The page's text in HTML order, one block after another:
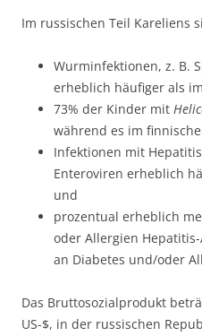
Im russischen Teil Kareliens
Wurminfektionen, z. B.
erheblich häufiger als
73% der Kinder mit
während es im
Infektionen mit
Enteroviren erheblich
und
prozentual erheblich
oder Allergien
an Diabetes und/oder
Das Bruttosozialprodukt
US-$, in der russischen